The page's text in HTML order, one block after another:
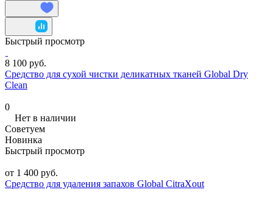
Быстрый просмотр
8 100 руб.
Средство для сухой чистки деликатных тканей Global Dry
Clean
0
Нет в наличии
Советуем
Новинка
Быстрый просмотр
от 1 400 руб.
Средство для удаления запахов Global CitraXout